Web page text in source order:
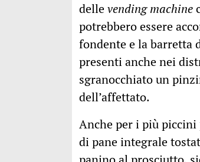
dellevending machine
potrebbero essere
fondente e la barretta
presenti anche nei
sgranocchiato un
dell’affettato.
Anche per i più piccini
di pane integrale